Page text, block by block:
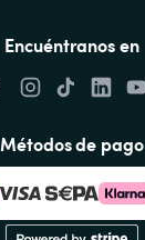
Encuéntranos en
Métodos de pago